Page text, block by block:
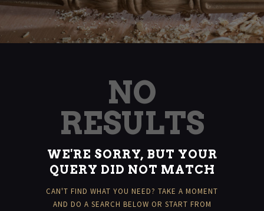
SERVIZI
I NOSTRI LAVORI
CONTATTI
NO
RESULTS
WE'RE SORRY, BUT YOUR
QUERY DID NOT MATCH
CAN'T FIND WHAT YOU NEED? TAKE A MOMENT
AND DO A SEARCH BELOW OR START FROM